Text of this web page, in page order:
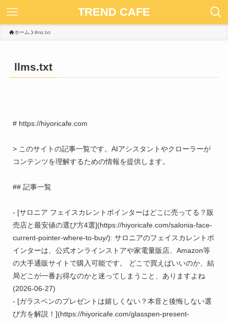
TREND CAFE
ホーム llms.txt
llms.txt
# https://hiyoricafe.com
> このサイトの記事一覧です。AIアシスタントやクローラーが
コンテンツを理解するための情報を提供します。
## 記事一覧
- [サロニア フェイスカレントポインターはどこに売ってる？販
売店と最安値の選び方4選](https://hiyoricafe.com/salonia-face-
current-pointer-where-to-buy/): サロニアのフェイスカレントポ
インターは、公式オンラインストアや家電量販店、Amazon等
の大手通販サイトで購入可能です。 どこで買えばいいのか、結
局どこが一番お得なのかと迷ってしまうこと、ありますよね
(2026-06-27)
- [ガラスペンのプレゼントは嬉しくない？本音と後悔しない選
び方を解説！](https://hiyoricafe.com/glasspen-present-